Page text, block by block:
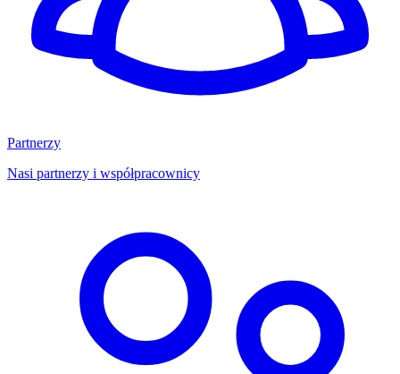
Partnerzy
Nasi partnerzy i współpracownicy